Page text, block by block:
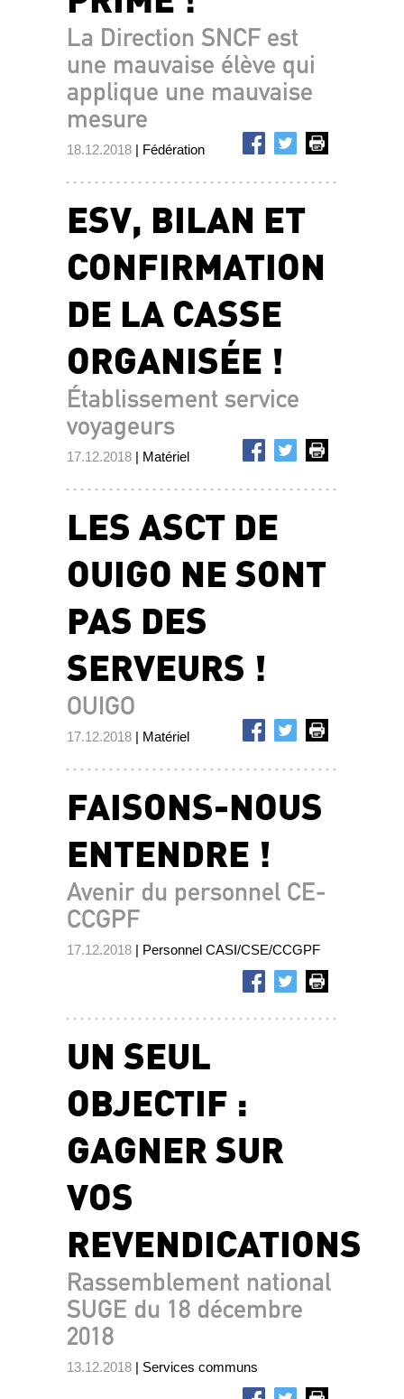
La Direction SNCF est
une mauvaise élève qui
applique une mauvaise
mesure
18.12.2018 | Fédération
ESV, BILAN ET
CONFIRMATION
DE LA CASSE
ORGANISÉE !
Établissement service
voyageurs
17.12.2018 | Matériel
LES ASCT DE
OUIGO NE SONT
PAS DES
SERVEURS !
OUIGO
17.12.2018 | Matériel
FAISONS-NOUS
ENTENDRE !
Avenir du personnel CE-
CCGPF
17.12.2018 | Personnel CASI/CSE/CCGPF
UN SEUL
OBJECTIF :
GAGNER SUR
VOS
REVENDICATIONS
Rassemblement national
SUGE du 18 décembre
2018
13.12.2018 | Services communs